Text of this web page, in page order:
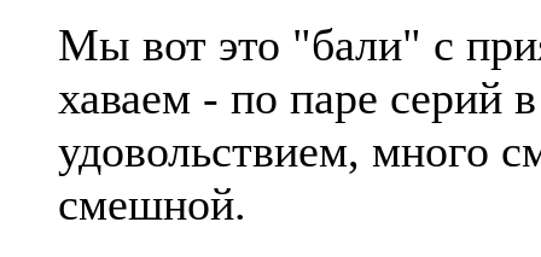
Мы вот это "бали" с
хаваем - по паре серий
удовольствием, много
смешной.